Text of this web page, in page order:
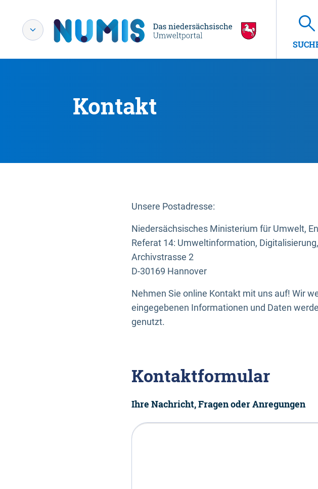
Kontakt
Unsere Postadresse:
Niedersächsisches Ministerium für Umwelt,
Referat 14: Umweltinformation,
Archivstrasse 2
D-30169 Hannover
Nehmen Sie online Kontakt mit uns auf! Wir
eingegebenen Informationen und Daten
genutzt.
Kontaktformular
Ihre Nachricht, Fragen oder Anregungen